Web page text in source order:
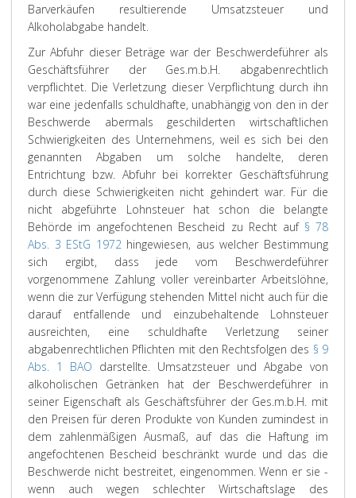
Barverkäufen resultierende Umsatzsteuer und
Alkoholabgabe handelt.
Zur Abfuhr dieser Beträge war der Beschwerdeführer als
Geschäftsführer der Ges.m.b.H. abgabenrechtlich
verpflichtet. Die Verletzung dieser Verpflichtung durch ihn
war eine jedenfalls schuldhafte, unabhängig von den in der
Beschwerde abermals geschilderten wirtschaftlichen
Schwierigkeiten des Unternehmens, weil es sich bei den
genannten Abgaben um solche handelte, deren
Entrichtung bzw. Abfuhr bei korrekter Geschäftsführung
durch diese Schwierigkeiten nicht gehindert war. Für die
nicht abgeführte Lohnsteuer hat schon die belangte
Behörde im angefochtenen Bescheid zu Recht auf § 78
Abs. 3 EStG 1972hingewiesen, aus welcher Bestimmung
sich ergibt, dass jede vom Beschwerdeführer
vorgenommene Zahlung voller vereinbarter Arbeitslöhne,
wenn die zur Verfügung stehenden Mittel nicht auch für die
darauf entfallende und einzubehaltende Lohnsteuer
ausreichten, eine schuldhafte Verletzung seiner
abgabenrechtlichen Pflichten mit den Rechtsfolgen des § 9
Abs. 1 BAO darstellte. Umsatzsteuer und Abgabe von
alkoholischen Getränken hat der Beschwerdeführer in
seiner Eigenschaft als Geschäftsführer der Ges.m.b.H. mit
den Preisen für deren Produkte von Kunden zumindest in
dem zahlenmäßigen Ausmaß, auf das die Haftung im
angefochtenen Bescheid beschränkt wurde und das die
Beschwerde nicht bestreitet, eingenommen. Wenn er sie -
wenn auch wegen schlechter Wirtschaftslage des